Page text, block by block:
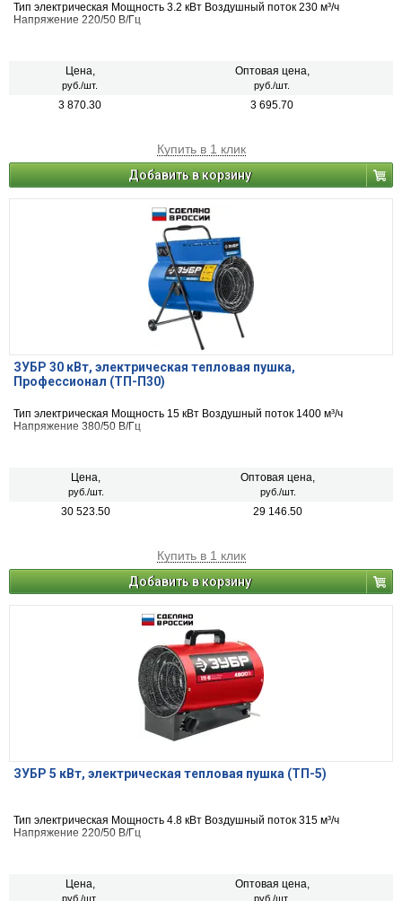
Тип электрическая Мощность 3.2 кВт Воздушный поток 230 м³/ч
Напряжение 220/50 В/Гц
Цена,
руб./шт.
Оптовая цена,
руб./шт.
3 870.30 3 695.70
Купить в 1 клик
Добавить в корзину
ЗУБР 30 кВт, электрическая тепловая пушка,
Профессионал (ТП-П30)
Тип электрическая Мощность 15 кВт Воздушный поток 1400 м³/ч
Напряжение 380/50 В/Гц
Цена,
руб./шт.
Оптовая цена,
руб./шт.
30 523.50 29 146.50
Купить в 1 клик
Добавить в корзину
ЗУБР 5 кВт, электрическая тепловая пушка (ТП-5)
Тип электрическая Мощность 4.8 кВт Воздушный поток 315 м³/ч
Напряжение 220/50 В/Гц
Цена,
руб./шт.
Оптовая цена,
руб./шт.